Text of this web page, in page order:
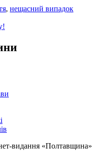
, нещасний випадок
видання «Полтавщина»